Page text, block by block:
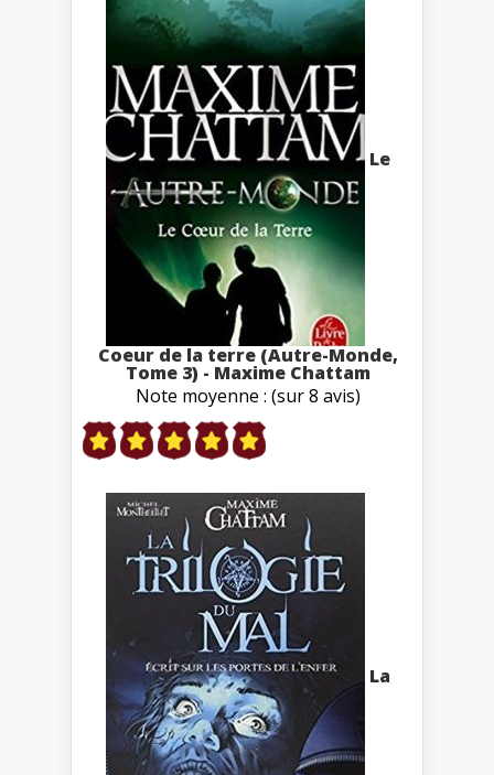
Le
Coeur de la terre (Autre-Monde,
Tome 3) - Maxime Chattam
Note moyenne : (sur 8 avis)
La